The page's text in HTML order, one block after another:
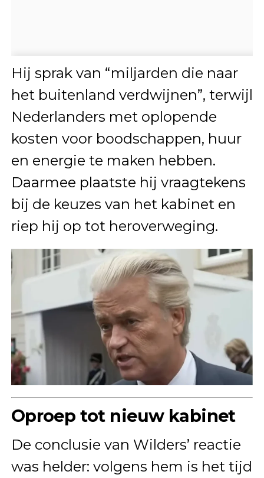
Hij sprak van “miljarden die naar
het buitenland verdwijnen”, terwijl
Nederlanders met oplopende
kosten voor boodschappen, huur
en energie te maken hebben.
Daarmee plaatste hij vraagtekens
bij de keuzes van het kabinet en
riep hij op tot heroverweging.
Oproep tot nieuw kabinet
De conclusie van Wilders’ reactie
was helder: volgens hem is het tijd